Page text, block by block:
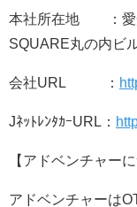
本社所在地 ：愛
SQUARE丸の内ビ
会社URL ：
JﾈｯﾄﾚﾝﾀｶｰURL：
【アドベンチャーに
アドベンチャーは